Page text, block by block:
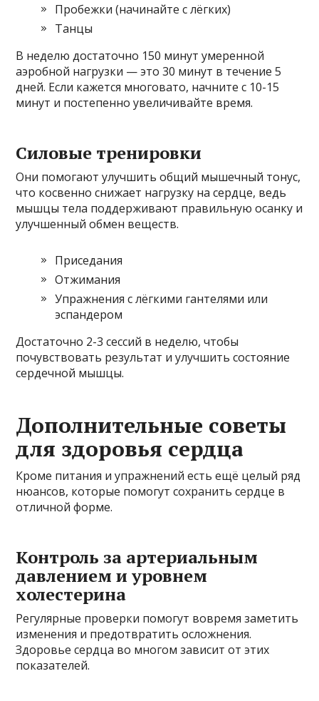
Пробежки (начинайте с лёгких)
Танцы
В неделю достаточно 150 минут умеренной
аэробной нагрузки — это 30 минут в течение 5
дней. Если кажется многовато, начните с 10-15
минут и постепенно увеличивайте время.
Силовые тренировки
Они помогают улучшить общий мышечный тонус,
что косвенно снижает нагрузку на сердце, ведь
мышцы тела поддерживают правильную осанку и
улучшенный обмен веществ.
Приседания
Отжимания
Упражнения с лёгкими гантелями или
эспандером
Достаточно 2-3 сессий в неделю, чтобы
почувствовать результат и улучшить состояние
сердечной мышцы.
Дополнительные советы
для здоровья сердца
Кроме питания и упражнений есть ещё целый ряд
нюансов, которые помогут сохранить сердце в
отличной форме.
Контроль за артериальным
давлением и уровнем
холестерина
Регулярные проверки помогут вовремя заметить
изменения и предотвратить осложнения.
Здоровье сердца во многом зависит от этих
показателей.